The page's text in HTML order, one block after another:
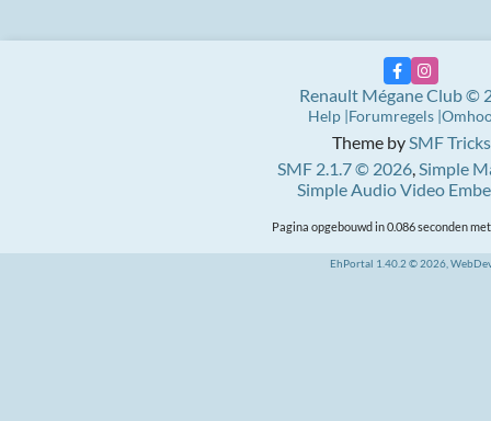
Theme bySMF Tricks
SMF 2.1.7 © 2026,Simple
Simple Audio Video
Renault Mégane Club ©
Help Forumregels
Pagina opgebouwd in 0.086 seconden
EhPortal 1.40.2 © 2026,